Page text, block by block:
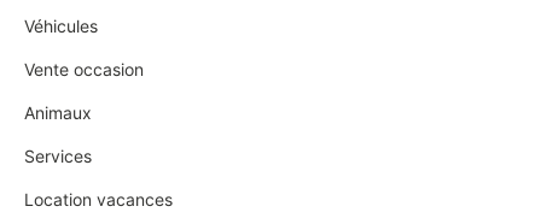
Véhicules
Vente occasion
Animaux
Services
Location vacances